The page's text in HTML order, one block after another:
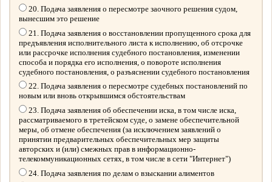
20. Подача заявления о пересмотре заочного решения судом,
вынесшим это решение
21. Подача заявления о восстановлении пропущенного срока для
предъявления исполнительного листа к исполнению, об отсрочке
или рассрочке исполнения судебного постановления, изменении
способа и порядка его исполнения, о повороте исполнения
судебного постановления, о разъяснении судебного постановления
22. Подача заявления о пересмотре судебных постановлений по
новым или вновь открывшимся обстоятельствам
23. Подача заявления об обеспечении иска, в том числе иска,
рассматриваемого в третейском суде, о замене обеспечительной
меры, об отмене обеспечения (за исключением заявлений о
принятии предварительных обеспечительных мер защиты
авторских и (или) смежных прав в информационно-
телекоммуникационных сетях, в том числе в сети "Интернет")
24. Подача заявления по делам о взыскании алиментов